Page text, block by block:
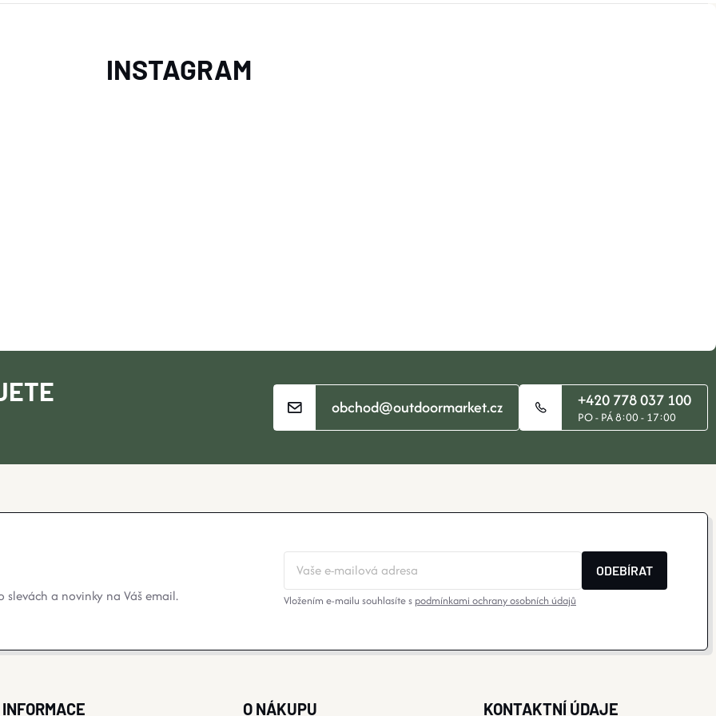
obchod@outdoormarket.cz +420 778 037 100
PO - PÁ 8:00 - 17:00
INSTAGRAM
a novinky na Váš email.
ODEBÍRAT
Vložením e-mailu souhlasíte s podmínkami ochrany osobních údajů
INFORMACE O NÁKUPU KONTAKTNÍ ÚDAJE